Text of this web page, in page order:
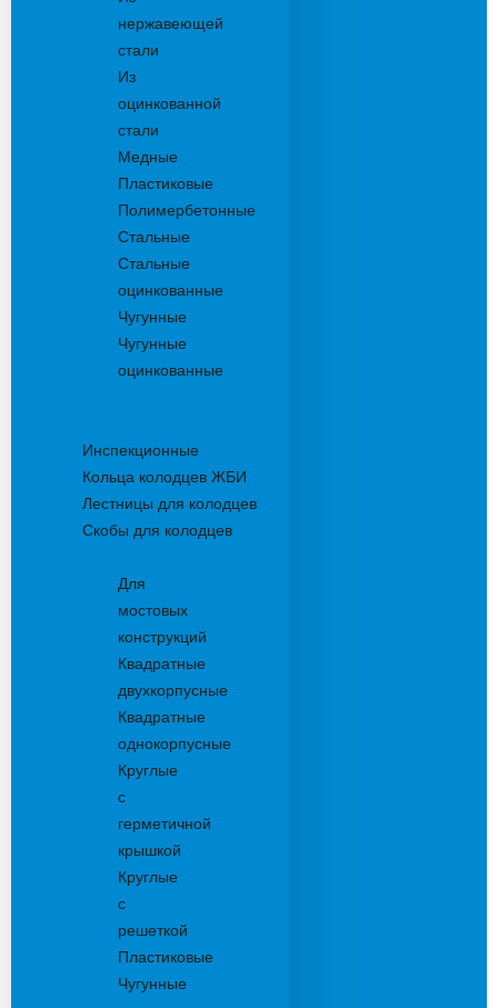
нержавеющей
стали
Из
оцинкованной
стали
Медные
Пластиковые
Полимербетонные
Стальные
Стальные
оцинкованные
Чугунные
Чугунные
оцинкованные
Инспекционные
Кольца колодцев ЖБИ
Лестницы для колодцев
Скобы для колодцев
Для
мостовых
конструкций
Квадратные
двухкорпусные
Квадратные
однокорпусные
Круглые
с
герметичной
крышкой
Круглые
с
решеткой
Пластиковые
Чугунные